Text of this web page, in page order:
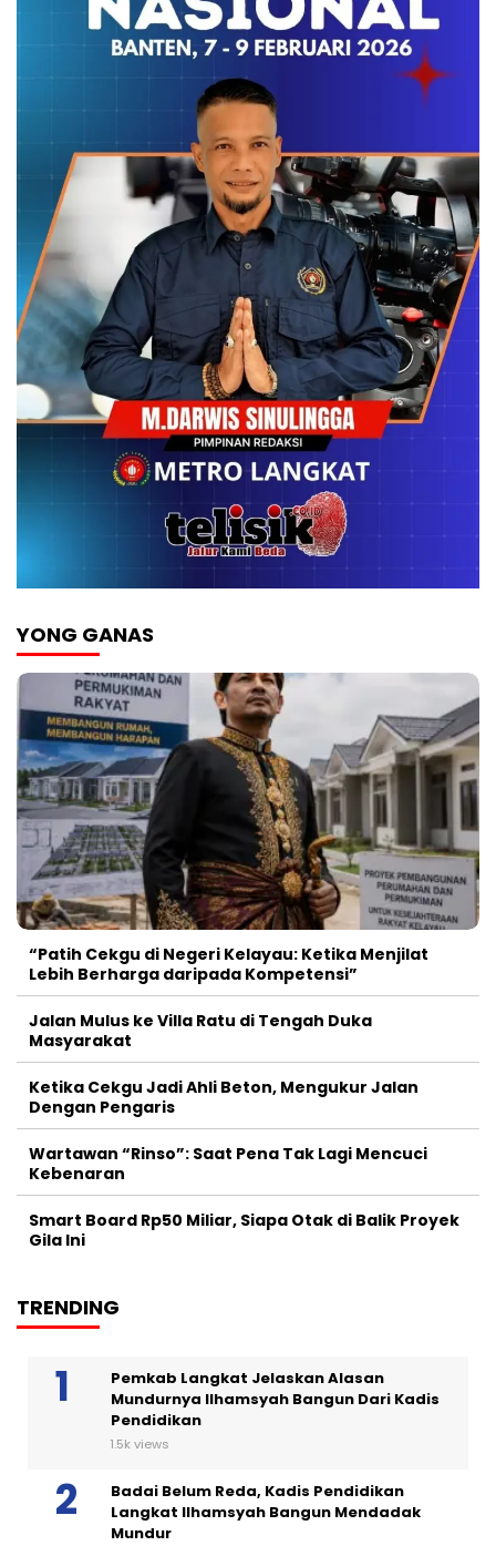
YONG GANAS
“Patih Cekgu di Negeri Kelayau: Ketika Menjilat
Lebih Berharga daripada Kompetensi”
Jalan Mulus ke Villa Ratu di Tengah Duka
Masyarakat
Ketika Cekgu Jadi Ahli Beton, Mengukur Jalan
Dengan Pengaris
Wartawan “Rinso”: Saat Pena Tak Lagi Mencuci
Kebenaran
Smart Board Rp50 Miliar, Siapa Otak di Balik Proyek
Gila Ini
TRENDING
Pemkab Langkat Jelaskan Alasan
Mundurnya Ilhamsyah Bangun Dari Kadis
Pendidikan
1.5k views
Badai Belum Reda, Kadis Pendidikan
Langkat Ilhamsyah Bangun Mendadak
Mundur